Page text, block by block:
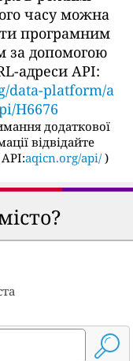
часу можна
програмним
за допомогою
адреси API:
data-platform/a
H6676
додаткової
відвідайте
aqicn.org/api/ )